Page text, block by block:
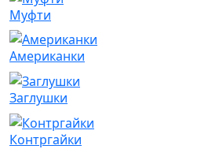
Муфти
Американки
Заглушки
Контргайки